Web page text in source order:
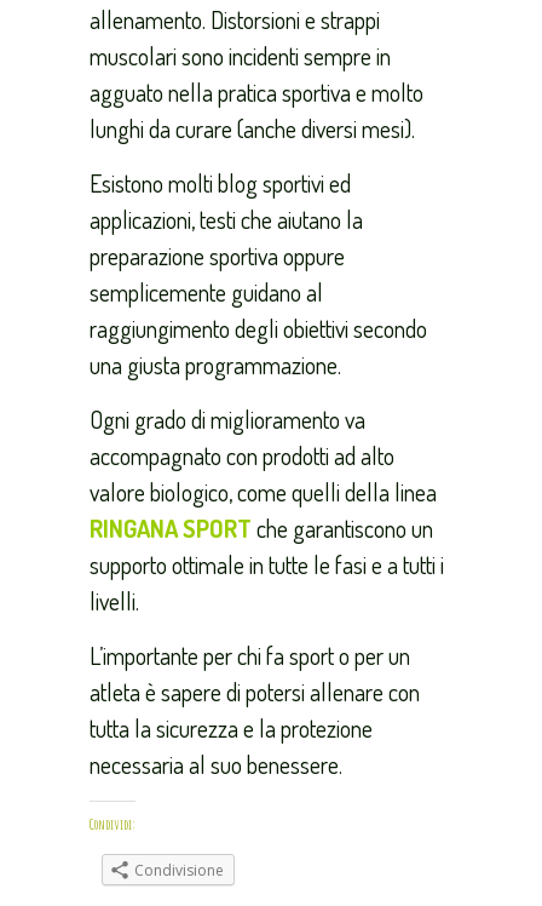
allenamento. Distorsioni e strappi
muscolari sono incidenti sempre in
agguato nella pratica sportiva e molto
lunghi da curare (anche diversi mesi).
Esistono molti blog sportivi ed
applicazioni, testi che aiutano la
preparazione sportiva oppure
semplicemente guidano al
raggiungimento degli obiettivi secondo
una giusta programmazione.
Ogni grado di miglioramento va
accompagnato con prodotti ad alto
valore biologico, come quelli della linea
RINGANA SPORTche garantiscono un
supporto ottimale in tutte le fasi e a tutti i
livelli.
L’importante per chi fa sport o per un
atleta è sapere di potersi allenare con
tutta la sicurezza e la protezione
necessaria al suo benessere.
Condividi:
Condivisione